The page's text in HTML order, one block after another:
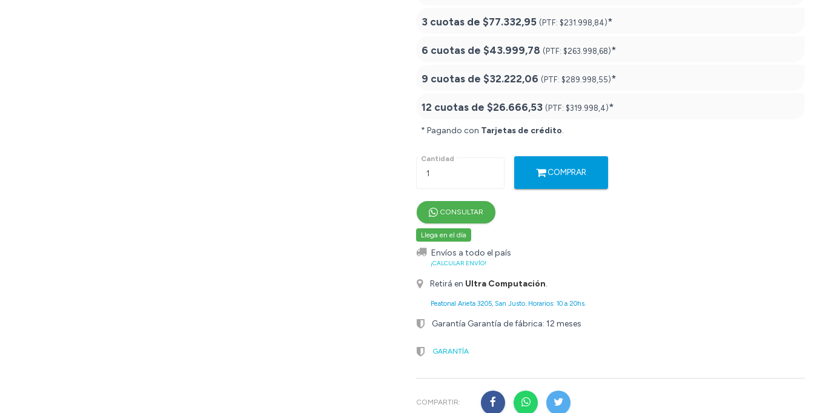
3 cuotas de $77.332,95 (PTF: $231.998,84)*
6 cuotas de $43.999,78 (PTF: $263.998,68)*
9 cuotas de $32.222,06 (PTF: $289.998,55)*
12 cuotas de $26.666,53 (PTF: $319.998,4)*
* Pagando con Tarjetas de crédito.
Cantidad
COMPRAR
CONSULTAR
Llega en el día
Envíos a todo el país
¡CALCULAR ENVÍO!
Retirá en Ultra Computación.
Peatonal Arieta 3205, San Justo. Horarios: 10 a 20hs.
Garantía Garantía de fábrica: 12 meses
GARANTÍA
COMPARTIR: